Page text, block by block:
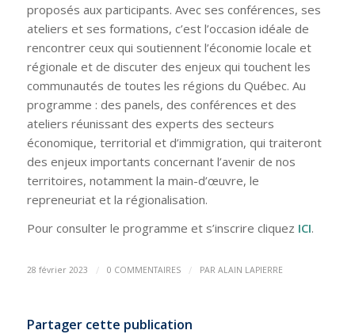
proposés aux participants. Avec ses conférences, ses
ateliers et ses formations, c’est l’occasion idéale de
rencontrer ceux qui soutiennent l’économie locale et
régionale et de discuter des enjeux qui touchent les
communautés de toutes les régions du Québec. Au
programme : des panels, des conférences et des
ateliers réunissant des experts des secteurs
économique, territorial et d’immigration, qui traiteront
des enjeux importants concernant l’avenir de nos
territoires, notamment la main-d’œuvre, le
repreneuriat et la régionalisation.
Pour consulter le programme et s’inscrire cliquez ICI.
28 février 2023 / 0 COMMENTAIRES / PAR ALAIN LAPIERRE
Partager cette publication